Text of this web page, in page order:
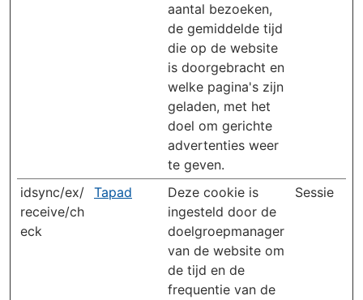
aantal bezoeken,
de gemiddelde tijd
die op de website
is doorgebracht en
welke pagina's zijn
geladen, met het
doel om gerichte
advertenties weer
te geven.
idsync/ex/
receive/ch
eck
Tapad
Deze cookie is
ingesteld door de
doelgroepmanager
van de website om
de tijd en de
frequentie van de
Sessie